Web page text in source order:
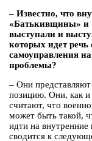
– Известно, что
«Батькивщины» и
выступали и
которых идет речь
самоуправления
проблемы?
– Они
позицию. Они, как и
считают, что
может быть такой,
идти на
сводится к